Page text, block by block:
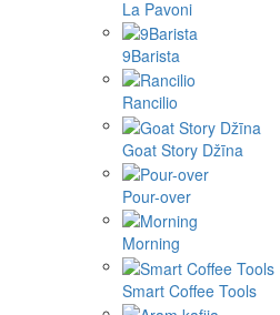
La Pavoni
9Barista
Rancilio
Goat Story Džīna
Pour-over
Morning
Smart Coffee Tools